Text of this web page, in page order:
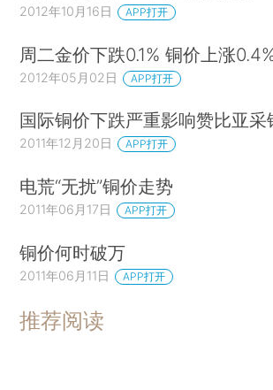
2012年10月16日 APP打开
周二金价下跌0.1% 铜价上涨
2012年05月02日 APP打开
国际铜价下跌严重影响赞比亚采
2011年12月20日 APP打开
电荒“无扰”铜价走势
2011年06月17日 APP打开
铜价何时破万
2011年06月11日 APP打开
推荐阅读